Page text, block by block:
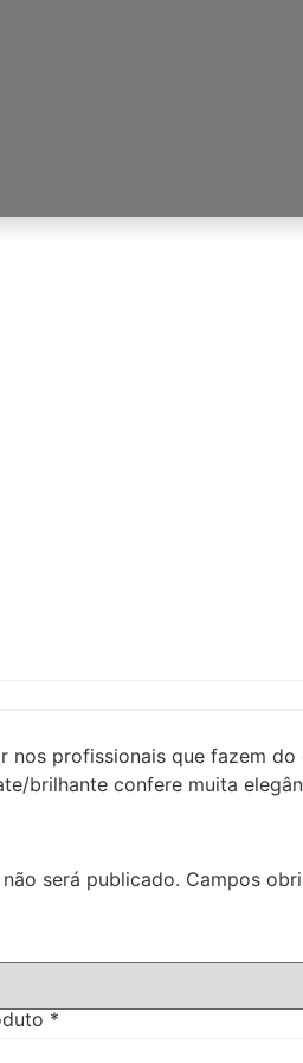
nos profissionais que fazem
brilhante confere muita
será publicado. Campos
*